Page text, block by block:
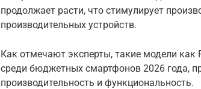
продолжает расти, что стимулирует
производительных устройств.
Как отмечают эксперты, такие модели как
среди бюджетных смартфонов 2026 года,
производительность и функциональность.